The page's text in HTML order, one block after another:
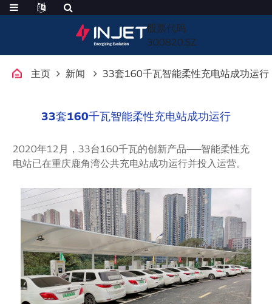
股票代码
300820.SZ
主页 新闻 33套160千瓦智能柔性充电站成功运行
33套160千瓦智能柔性充电站成功运行
2020年12月，33台160千瓦的创新产品——智能柔性充
电站已在重庆鹿角湾公共充电站成功运行并投入运营。